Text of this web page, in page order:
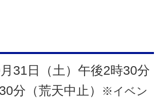
31日（土）午後2時30分
分（荒天中止）
※イベン